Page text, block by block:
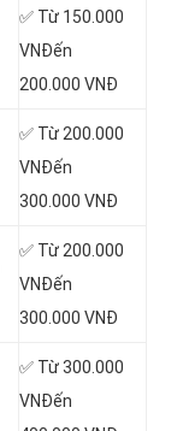
✅ Từ 150.000
VNĐến
200.000 VNĐ
✅ Từ 200.000
VNĐến
300.000 VNĐ
✅ Từ 200.000
VNĐến
300.000 VNĐ
✅ Từ 300.000
VNĐến